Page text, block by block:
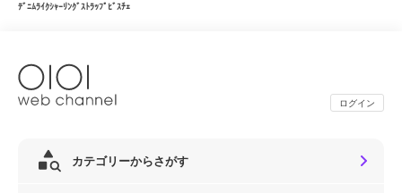
ﾃﾞﾆﾑﾗｲｸｼｬｰﾘﾝｸﾞｽﾄﾗｯﾌﾟﾋﾞｽﾁｪ
ログイン
カテゴリーからさがす